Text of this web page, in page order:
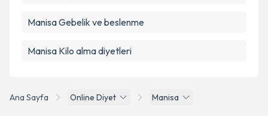
Ana Sayfa Online Diyet Manisa
Manisa Gebelik ve beslenme
Manisa Kilo alma diyetleri